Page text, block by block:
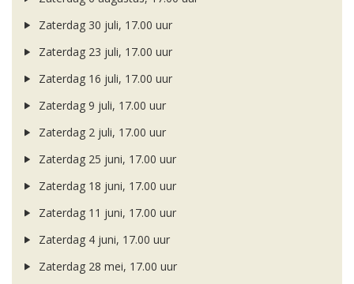
Zaterdag 30 juli, 17.00 uur
Zaterdag 23 juli, 17.00 uur
Zaterdag 16 juli, 17.00 uur
Zaterdag 9 juli, 17.00 uur
Zaterdag 2 juli, 17.00 uur
Zaterdag 25 juni, 17.00 uur
Zaterdag 18 juni, 17.00 uur
Zaterdag 11 juni, 17.00 uur
Zaterdag 4 juni, 17.00 uur
Zaterdag 28 mei, 17.00 uur